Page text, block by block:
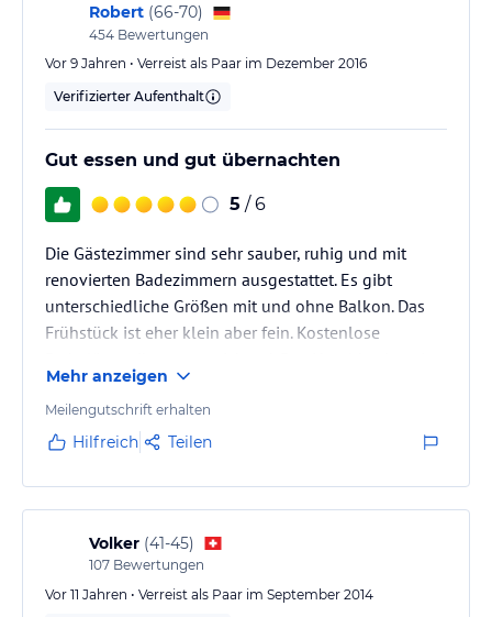
Robert (66-70)
454 Bewertungen
Vor 9 Jahren • Verreist als Paar im Dezember 2016
Verifizierter Aufenthalt
Gut essen und gut übernachten
5 / 6
Die Gästezimmer sind sehr sauber, ruhig und mit
renovierten Badezimmern ausgestattet. Es gibt
unterschiedliche Größen mit und ohne Balkon. Das
Frühstück ist eher klein aber fein. Kostenlose
ausgezeichnetes Restaurant.
Mehr anzeigen
Meilengutschrift erhalten
Hilfreich Teilen
Volker (41-45)
107 Bewertungen
Vor 11 Jahren • Verreist als Paar im September 2014